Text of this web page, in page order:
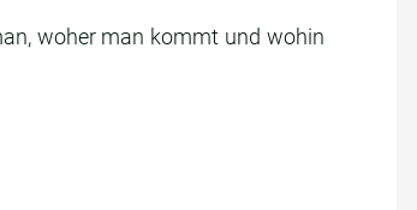
woher man kommt und wohin